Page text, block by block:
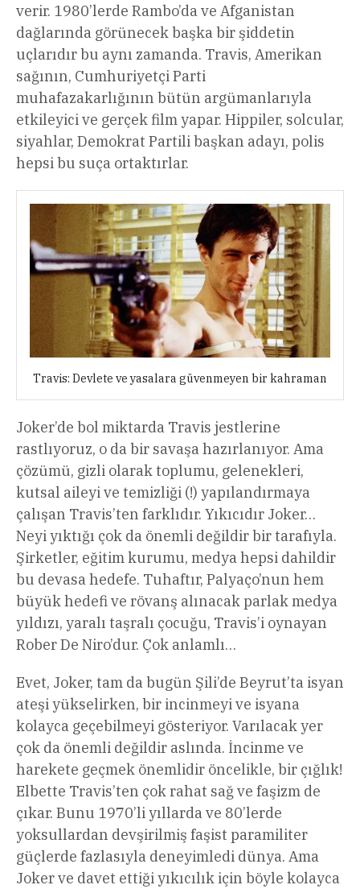
verir. 1980’lerde Rambo’da ve Afganistan
dağlarında görünecek başka bir şiddetin
uçlarıdır bu aynı zamanda. Travis, Amerikan
sağının, Cumhuriyetçi Parti
muhafazakarlığının bütün argümanlarıyla
etkileyici ve gerçek film yapar. Hippiler, solcular,
siyahlar, Demokrat Partili başkan adayı, polis
hepsi bu suça ortaktırlar.
Travis: Devlete ve yasalara güvenmeyen bir kahraman
Joker’de bol miktarda Travis jestlerine
rastlıyoruz, o da bir savaşa hazırlanıyor. Ama
çözümü, gizli olarak toplumu, gelenekleri,
kutsal aileyi ve temizliği (!) yapılandırmaya
çalışan Travis’ten farklıdır. Yıkıcıdır Joker…
Neyi yıktığı çok da önemli değildir bir tarafıyla.
Şirketler, eğitim kurumu, medya hepsi dahildir
bu devasa hedefe. Tuhaftır, Palyaço’nun hem
büyük hedefi ve rövanş alınacak parlak medya
yıldızı, yaralı taşralı çocuğu, Travis’i oynayan
Rober De Niro’dur. Çok anlamlı…
Evet, Joker, tam da bugün Şili’de Beyrut’ta isyan
ateşi yükselirken, bir incinmeyi ve isyana
kolayca geçebilmeyi gösteriyor. Varılacak yer
çok da önemli değildir aslında. İncinme ve
harekete geçmek önemlidir öncelikle, bir çığlık!
Elbette Travis’ten çok rahat sağ ve faşizm de
çıkar. Bunu 1970’li yıllarda ve 80’lerde
yoksullardan devşirilmiş faşist paramiliter
güçlerde fazlasıyla deneyimledi dünya. Ama
Joker ve davet ettiği yıkıcılık için böyle kolayca